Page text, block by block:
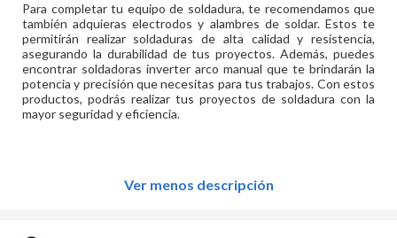
Para completar tu equipo de soldadura, te recomendamos que
también adquieras electrodos y alambres de soldar. Estos te
permitirán realizar soldaduras de alta calidad y resistencia,
asegurando la durabilidad de tus proyectos. Además, puedes
encontrar soldadoras inverter arco manual que te brindarán la
potencia y precisión que necesitas para tus trabajos. Con estos
productos, podrás realizar tus proyectos de soldadura con la
mayor seguridad y eficiencia.
Ver menos descripción